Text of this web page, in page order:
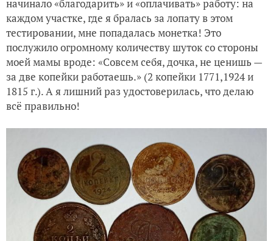
начинало «благодарить» и «оплачивать» работу: на
каждом участке, где я бралась за лопату в этом
тестировании, мне попадалась монетка! Это
послужило огромному количеству шуток со стороны
моей мамы вроде: «Совсем себя, дочка, не ценишь —
за две копейки работаешь.» (2 копейки 1771,1924 и
1815 г.). А я лишний раз удостоверилась, что делаю
всё правильно!